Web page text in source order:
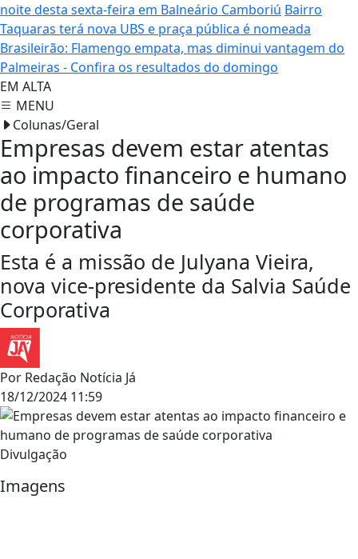
noite desta sexta-feira em Balneário Camboriú Bairro
Taquaras terá nova UBS e praça pública é nomeada
Brasileirão: Flamengo empata, mas diminui vantagem do
Palmeiras - Confira os resultados do domingo
EM ALTA
MENU
Colunas/Geral
Empresas devem estar atentas
ao impacto financeiro e humano
de programas de saúde
corporativa
Esta é a missão de Julyana Vieira,
nova vice-presidente da Salvia Saúde
Corporativa
Por Redação Notícia Já
18/12/2024 11:59
Divulgação
Imagens